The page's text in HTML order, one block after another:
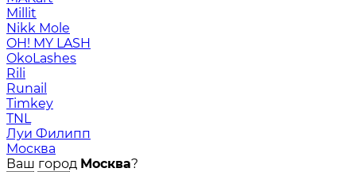
Millit
Nikk Mole
OH! MY LASH
OkoLashes
Rili
Runail
Timkey
TNL
Луи Филипп
Москва
Ваш город Москва?